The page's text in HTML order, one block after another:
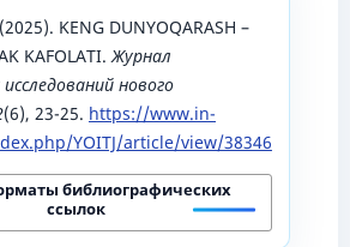
KENG DUNYOQARASH –
KAFOLATI.Журнал
нового
(6), 23-25. https://www.in-
YOITJ/article/view/38346
библиографических
ссылок